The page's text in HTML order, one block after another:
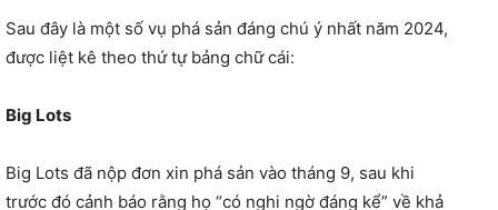
Sau đây là một số vụ phá sản đáng chú ý nhất năm 2024,
được liệt kê theo thứ tự bảng chữ cái:
Big Lots
Big Lots đã nộp đơn xin phá sản vào tháng 9, sau khi
trước đó cảnh báo rằng họ “có nghi ngờ đáng kể” về khả